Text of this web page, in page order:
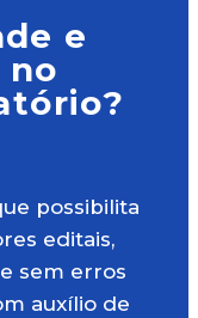
e
no
possibilita
editais,
sem erros
auxílio de